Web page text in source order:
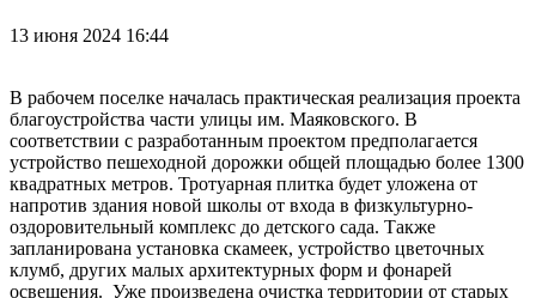
13 июня 2024 16:44
В рабочем поселке началась практическая реализация проекта
благоустройства части улицы им. Маяковского. В
соответствии с разработанным проектом предполагается
устройство пешеходной дорожки общей площадью более 1300
квадратных метров. Тротуарная плитка будет уложена от
напротив здания новой школы от входа в физкультурно-
оздоровительный комплекс до детского сада. Также
запланирована установка скамеек, устройство цветочных
клумб, других малых архитектурных форм и фонарей
освещения. Уже произведена очистка территории от старых